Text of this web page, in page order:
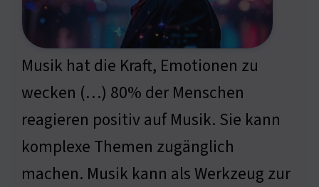
Musik hat die Kraft, Emotionen zu
wecken (…) 80% der Menschen
reagieren positiv auf Musik. Sie kann
komplexe Themen zugänglich
machen. Musik kann als Werkzeug zur